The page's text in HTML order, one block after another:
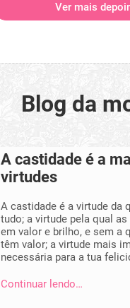
Ver mais
Blog da
A castidade é a
virtudes
A castidade é a virtude da
tudo; a virtude pela qual
em valor e brilho, e sem a
têm valor; a virtude mais
necessária para a tua
Continuar lendo…